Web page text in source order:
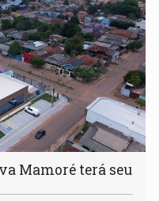
Mamoré terá seu